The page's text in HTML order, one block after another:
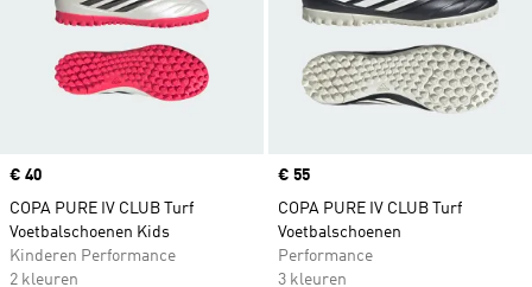
Price
€ 40
COPA PURE IV CLUB Turf
Voetbalschoenen Kids
Kinderen Performance
2 kleuren
Price
€ 55
COPA PURE IV CLUB Turf
Voetbalschoenen
Performance
3 kleuren